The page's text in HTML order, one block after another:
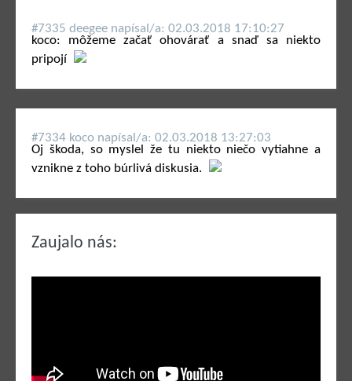
Zaujalo nás:
#7335 deegee napí­sal/a: 02.03.2018 17:10:27
koco: môžeme začať ohovárať a snaď sa niekto
pripojí
#7334 koco napí­sal/a: 02.03.2018 13:27:03
Oj škoda, so myslel že tu niekto niečo vytiahne a
vznikne z toho búrlivá diskusia.